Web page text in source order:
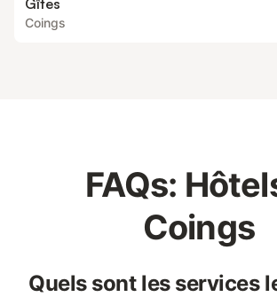
Gîtes
Coings
FAQs:
Coings
Quels sont les services